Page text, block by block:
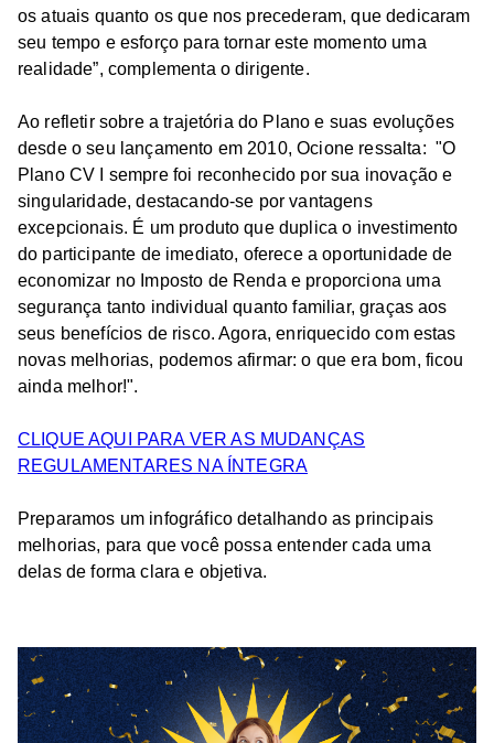
os atuais quanto os que nos precederam, que dedicaram
seu tempo e esforço para tornar este momento uma
realidade”, complementa o dirigente.
Ao refletir sobre a trajetória do Plano e suas evoluções
desde o seu lançamento em 2010, Ocione ressalta: "O
Plano CV I sempre foi reconhecido por sua inovação e
singularidade, destacando-se por vantagens
excepcionais. É um produto que duplica o investimento
do participante de imediato, oferece a oportunidade de
economizar no Imposto de Renda e proporciona uma
segurança tanto individual quanto familiar, graças aos
seus benefícios de risco. Agora, enriquecido com estas
novas melhorias, podemos afirmar: o que era bom, ficou
ainda melhor!".
CLIQUE AQUI PARA VER AS MUDANÇAS
REGULAMENTARES NA ÍNTEGRA
Preparamos um infográfico detalhando as principais
melhorias, para que você possa entender cada uma
delas de forma clara e objetiva.